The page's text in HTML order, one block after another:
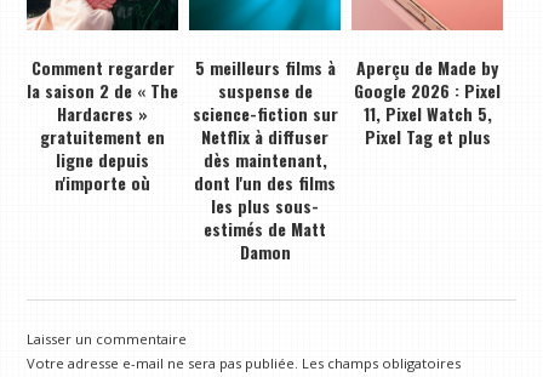
Comment regarder
la saison 2 de « The
Hardacres »
gratuitement en
ligne depuis
n'importe où
5 meilleurs films à
suspense de
science-fiction sur
Netflix à diffuser
dès maintenant,
dont l'un des films
les plus sous-
estimés de Matt
Damon
Aperçu de Made by
Google 2026 : Pixel
11, Pixel Watch 5,
Pixel Tag et plus
Laisser un commentaire
Votre adresse e-mail ne sera pas publiée. Les champs obligatoires